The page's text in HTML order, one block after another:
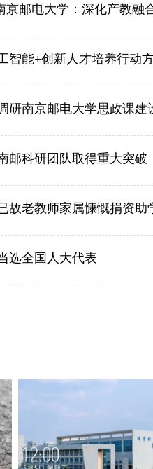
京邮电大学：深化产教融
智能+创新人才培养行动
研南京邮电大学思政课建
邮科研团队取得重大突破
故老教师家属慷慨捐资助
选全国人大代表